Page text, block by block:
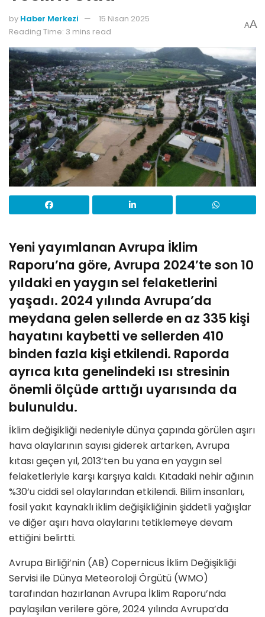
by Haber Merkezi
15 Nisan 2025
Reading Time: 3 mins read
AA
Yeni yayımlanan Avrupa İklim
Raporu’na göre, Avrupa 2024’te son 10
yıldaki en yaygın sel felaketlerini
yaşadı. 2024 yılında Avrupa’da
meydana gelen sellerde en az 335 kişi
hayatını kaybetti ve sellerden 410
binden fazla kişi etkilendi. Raporda
ayrıca kıta genelindeki ısı stresinin
önemli ölçüde arttığı uyarısında da
bulunuldu.
İklim değişikliği nedeniyle dünya çapında görülen aşırı
hava olaylarının sayısı giderek artarken, Avrupa
kıtası geçen yıl, 2013’ten bu yana en yaygın sel
felaketleriyle karşı karşıya kaldı. Kıtadaki nehir ağının
%30’u ciddi sel olaylarından etkilendi. Bilim insanları,
fosil yakıt kaynaklı iklim değişikliğinin şiddetli yağışlar
ve diğer aşırı hava olaylarını tetiklemeye devam
ettiğini belirtti.
Avrupa Birliği’nin (AB) Copernicus İklim Değişikliği
Servisi ile Dünya Meteoroloji Örgütü (WMO)
tarafından hazırlanan Avrupa İklim Raporu’nda
paylaşılan verilere göre, 2024 yılında Avrupa’da